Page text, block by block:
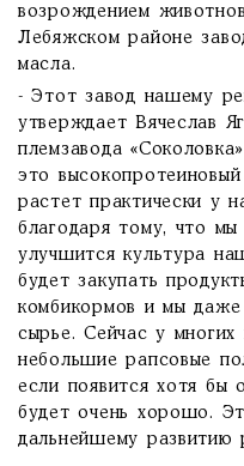
возрождением
Лебяжском районе
масла.
- Этот завод нашему
утверждает Вячеслав
племзавода
это
растет практически у
благодаря тому, что
улучшится культура
будет закупать
комбикормов и мы
сырье. Сейчас у многих
небольшие рапсовые
если появится хотя бы
будет очень хорошо.
дальнейшему развитию